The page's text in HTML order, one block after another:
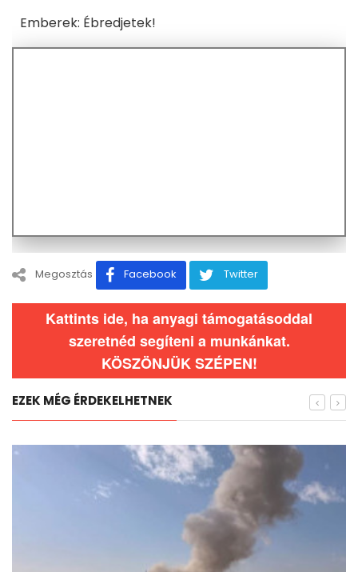
Emberek: Ébredjetek!
Megosztás Facebook Twitter
Kattints ide, ha anyagi támogatásoddal
szeretnéd segíteni a munkánkat.
KÖSZÖNJÜK SZÉPEN!
EZEK MÉG ÉRDEKELHETNEK